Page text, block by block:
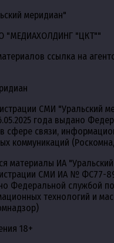
меридиан"
"МЕДИАХОЛДИНГ "ЦКТ""
ссылка на
СМИ "Уральский
года выдано
сфере связи,
коммуникаций
материалы ИА
СМИ ИА № ФС77-
Федеральной службой
технологий и
18+